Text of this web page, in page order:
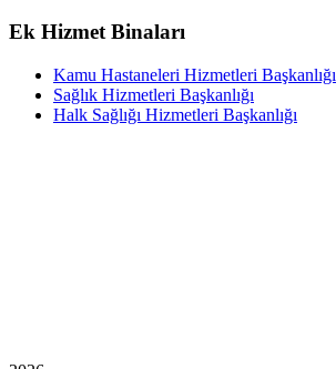
Ek Hizmet Binaları
Kamu Hastaneleri Hizmetleri Başkanlığı
Sağlık Hizmetleri Başkanlığı
Halk Sağlığı Hizmetleri Başkanlığı